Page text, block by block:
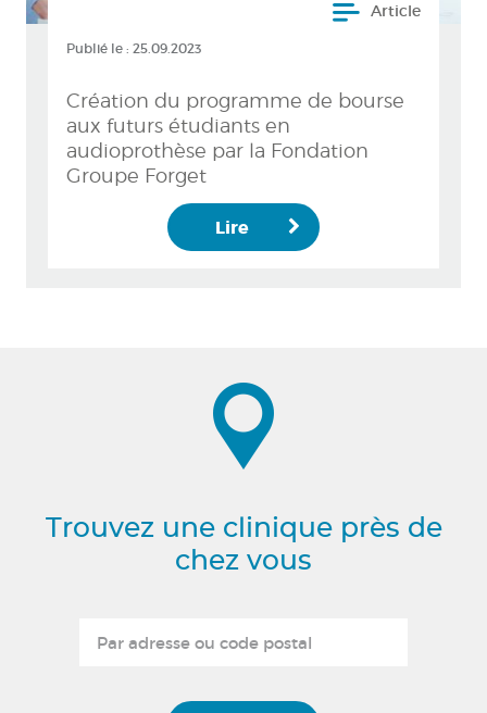
Article
Publié le : 25.09.2023
Création du programme de bourse
aux futurs étudiants en
audioprothèse par la Fondation
Groupe Forget
Lire
Trouvez une clinique près de
chez vous